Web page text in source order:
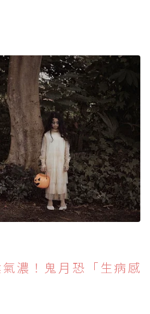
濃！鬼月恐「生病感